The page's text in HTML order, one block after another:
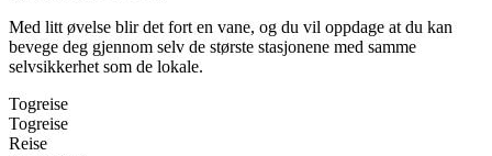
Med litt øvelse blir det fort en vane, og du vil oppdage at du kan
bevege deg gjennom selv de største stasjonene med samme
selvsikkerhet som de lokale.
Togreise
Togreise
Reise